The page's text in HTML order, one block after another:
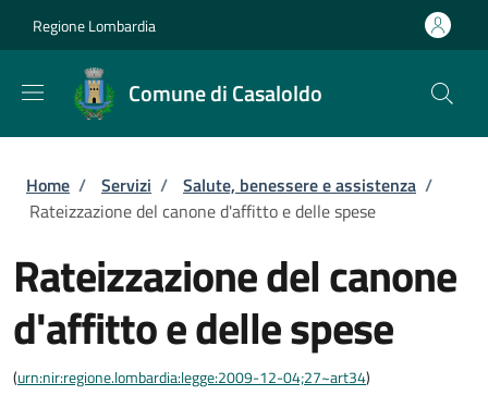
Regione Lombardia
Comune di Casaloldo
Briciole di pane
Home / Servizi / Salute, benessere e assistenza /
Rateizzazione del canone d'affitto e delle spese
Rateizzazione del canone
d'affitto e delle spese
(urn:nir:regione.lombardia:legge:2009-12-04;27~art34)